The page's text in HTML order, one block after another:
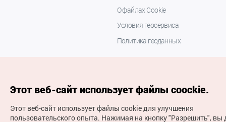
О файлах Cookie
Условия геосервиса
Политика геоданных
Этот веб-сайт использует файлы coockie.
Этот веб-сайт использует файлы cookie для улучшения
пользовательского опыта. Нажимая на кнопку "Разрешить", вы